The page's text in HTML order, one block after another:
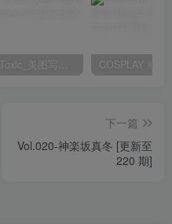
215.8M]
旗袍[43P-627.5M]
妲己_Toxic_美图写真作品套图
下一篇
Vol.020-神楽坂真冬 [更新至
220 期]